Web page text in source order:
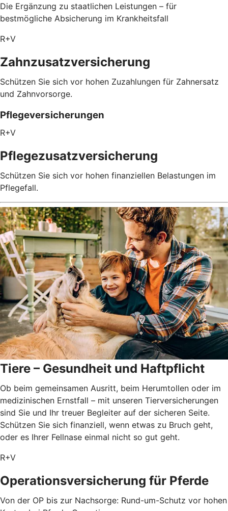
Die Ergänzung zu staatlichen Leistungen – für
bestmögliche Absicherung im Krankheitsfall
R+V
Zahnzusatzversicherung
Schützen Sie sich vor hohen Zuzahlungen für Zahnersatz
und Zahnvorsorge.
Pflegeversicherungen
R+V
Pflegezusatz­versicherung
Schützen Sie sich vor hohen finanziellen Belastungen im
Pflegefall.
Tiere – Gesundheit und Haftpflicht
Ob beim gemeinsamen Ausritt, beim Herumtollen oder im
medizinischen Ernstfall – mit unseren Tierversicherungen
sind Sie und Ihr treuer Begleiter auf der sicheren Seite.
Schützen Sie sich finanziell, wenn etwas zu Bruch geht,
oder es Ihrer Fellnase einmal nicht so gut geht.
R+V
Operationsversicherung für Pferde
Von der OP bis zur Nachsorge: Rund-um-Schutz vor hohen